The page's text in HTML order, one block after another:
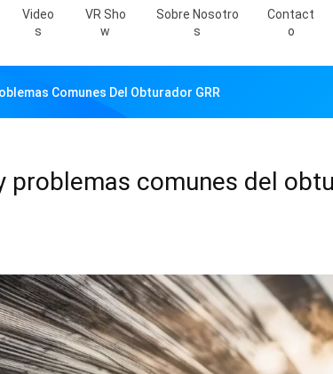
Video
S
VR Sho
W
Sobre Nosotro
S
Contact
O
Comunes Del Obturador GRR
problemas comunes del